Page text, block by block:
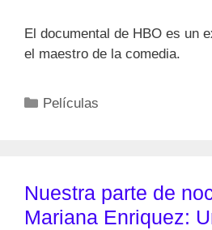
El documental de HBO es un
el maestro de la comedia.
Categorías
Películas
Nuestra parte de
Mariana Enriquez: